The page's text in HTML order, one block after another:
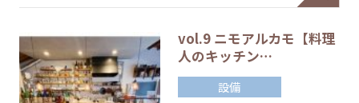
vol.9 ニモアルカモ【料理
人のキッチン…
設備